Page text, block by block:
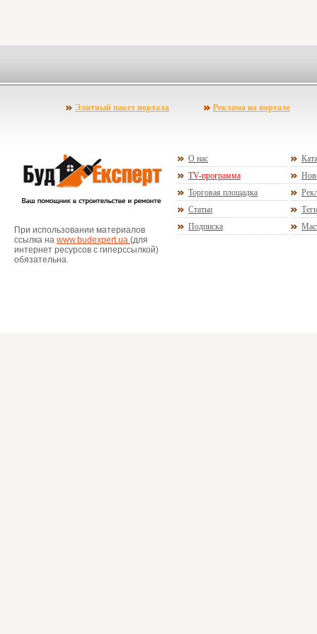
Элитный пакет портала Реклама на портале
При использовании материалов
ссылка на www.budexpert.ua (для
интернет ресурсов с гиперссылкой)
обязательна.
О нас
TV-программа
Торговая площадка
Статьи
Теги
Подписка